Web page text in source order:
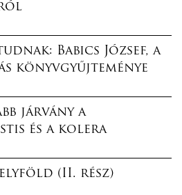
Babics József, a
könyvgyűjteménye
járvány a
és a kolera
(II. rész)